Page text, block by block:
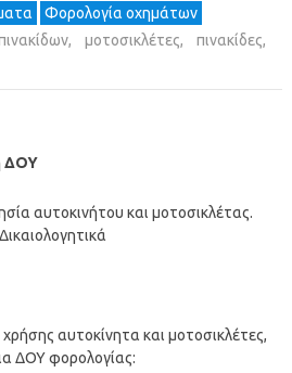
Φορολογία οχημάτων
, μοτοσικλέτες, πινακίδες,
ΔΟΥ
αυτοκινήτου και μοτοσικλέτας.
χρήσης αυτοκίνητα και μοτοσικλέτες,
ΔΟΥ φορολογίας: